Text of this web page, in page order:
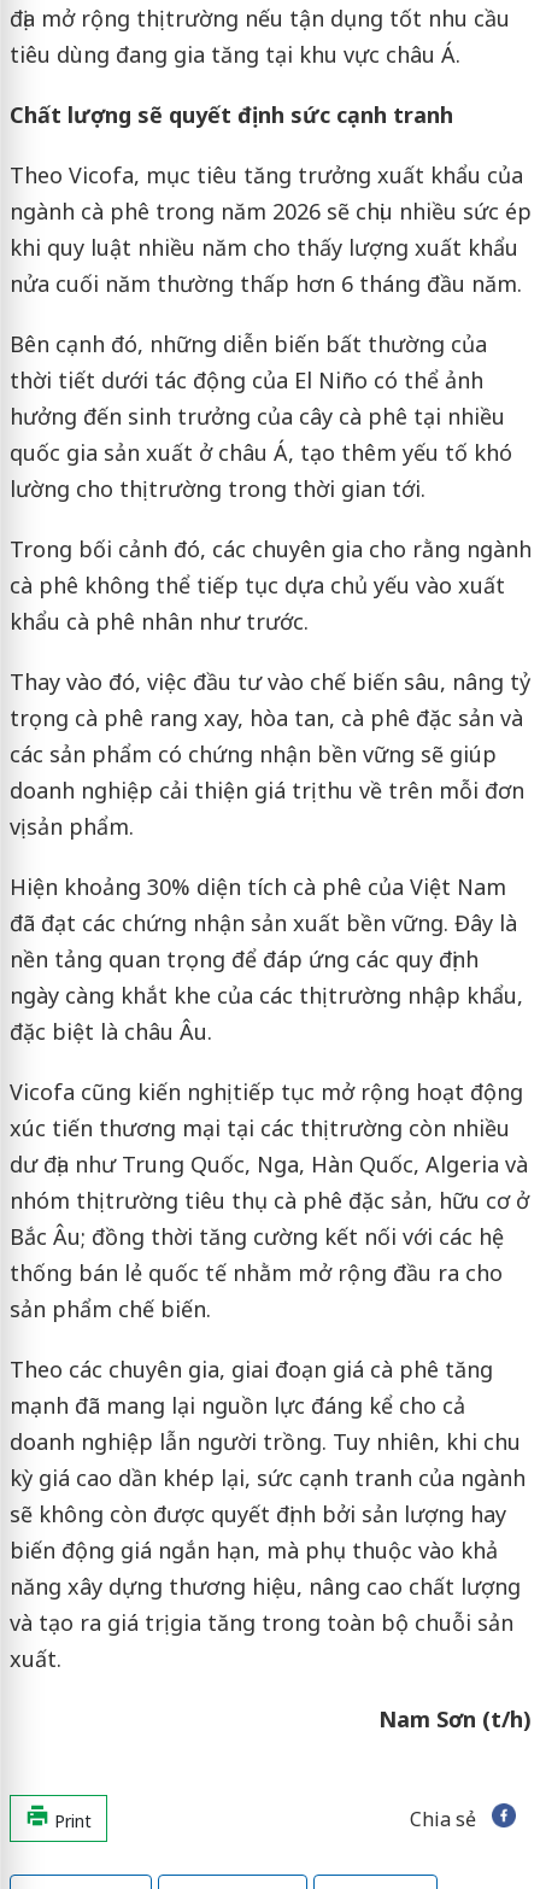
địa mở rộng thị trường nếu tận dụng tốt nhu cầu
tiêu dùng đang gia tăng tại khu vực châu Á.
Chất lượng sẽ quyết định sức cạnh tranh
Theo Vicofa, mục tiêu tăng trưởng xuất khẩu của
ngành cà phê trong năm 2026 sẽ chịu nhiều sức ép
khi quy luật nhiều năm cho thấy lượng xuất khẩu
nửa cuối năm thường thấp hơn 6 tháng đầu năm.
Bên cạnh đó, những diễn biến bất thường của
thời tiết dưới tác động của El Niño có thể ảnh
hưởng đến sinh trưởng của cây cà phê tại nhiều
quốc gia sản xuất ở châu Á, tạo thêm yếu tố khó
lường cho thị trường trong thời gian tới.
Trong bối cảnh đó, các chuyên gia cho rằng ngành
cà phê không thể tiếp tục dựa chủ yếu vào xuất
khẩu cà phê nhân như trước.
Thay vào đó, việc đầu tư vào chế biến sâu, nâng tỷ
trọng cà phê rang xay, hòa tan, cà phê đặc sản và
các sản phẩm có chứng nhận bền vững sẽ giúp
doanh nghiệp cải thiện giá trị thu về trên mỗi đơn
vị sản phẩm.
Hiện khoảng 30% diện tích cà phê của Việt Nam
đã đạt các chứng nhận sản xuất bền vững. Đây là
nền tảng quan trọng để đáp ứng các quy định
ngày càng khắt khe của các thị trường nhập khẩu,
đặc biệt là châu Âu.
Vicofa cũng kiến nghị tiếp tục mở rộng hoạt động
xúc tiến thương mại tại các thị trường còn nhiều
dư địa như Trung Quốc, Nga, Hàn Quốc, Algeria và
nhóm thị trường tiêu thụ cà phê đặc sản, hữu cơ ở
Bắc Âu; đồng thời tăng cường kết nối với các hệ
thống bán lẻ quốc tế nhằm mở rộng đầu ra cho
sản phẩm chế biến.
Theo các chuyên gia, giai đoạn giá cà phê tăng
mạnh đã mang lại nguồn lực đáng kể cho cả
doanh nghiệp lẫn người trồng. Tuy nhiên, khi chu
kỳ giá cao dần khép lại, sức cạnh tranh của ngành
sẽ không còn được quyết định bởi sản lượng hay
biến động giá ngắn hạn, mà phụ thuộc vào khả
năng xây dựng thương hiệu, nâng cao chất lượng
và tạo ra giá trị gia tăng trong toàn bộ chuỗi sản
xuất.
Nam Sơn (t/h)
Print Chia sẻ